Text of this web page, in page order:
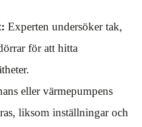
Experten undersöker tak,
för att hitta
eller värmepumpens
liksom inställningar och